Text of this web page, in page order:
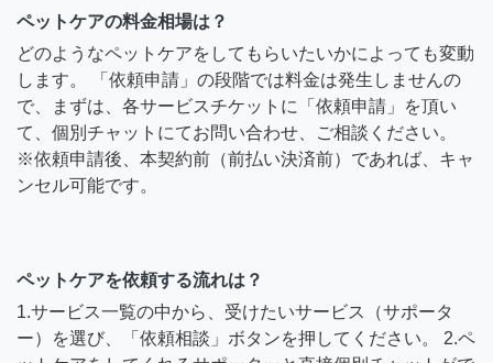
ペットケアの料金相場は？
どのようなペットケアをしてもらいたいかによっても変動
します。 「依頼申請」の段階では料金は発生しませんの
で、まずは、各サービスチケットに「依頼申請」を頂い
て、個別チャットにてお問い合わせ、ご相談ください。
※依頼申請後、本契約前（前払い決済前）であれば、キャ
ンセル可能です。
ペットケアを依頼する流れは？
1.サービス一覧の中から、受けたいサービス（サポータ
ー）を選び、「依頼相談」ボタンを押してください。 2.ペ